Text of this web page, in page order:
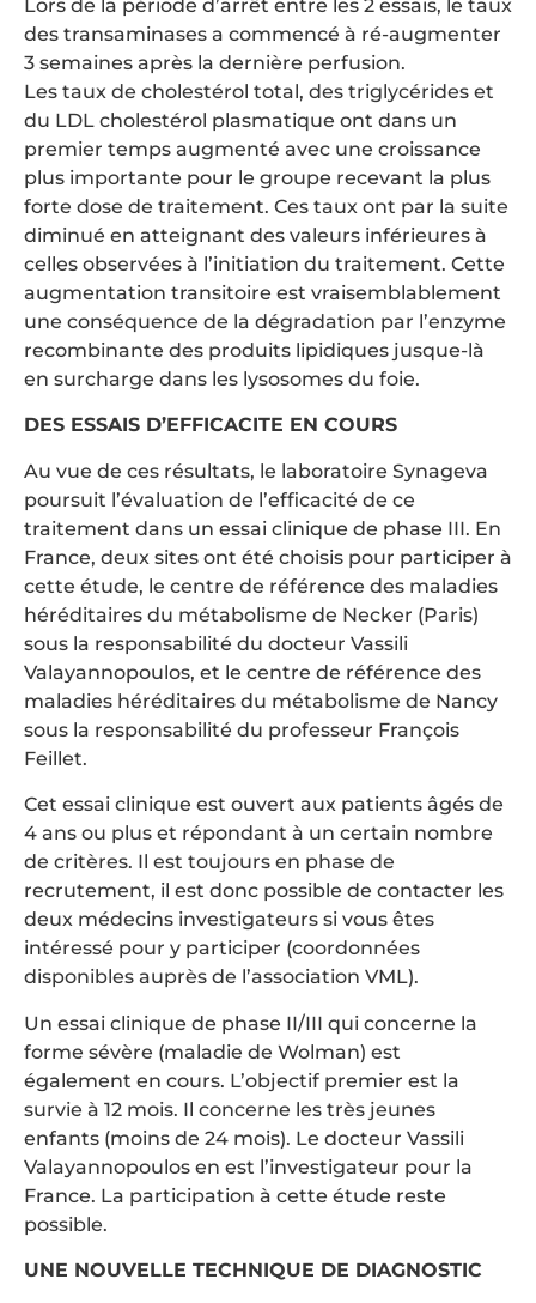
Lors de la période d’arrêt entre les 2 essais, le taux
des transaminases a commencé à ré-augmenter
3 semaines après la dernière perfusion.
Les taux de cholestérol total, des triglycérides et
du LDL cholestérol plasmatique ont dans un
premier temps augmenté avec une croissance
plus importante pour le groupe recevant la plus
forte dose de traitement. Ces taux ont par la suite
diminué en atteignant des valeurs inférieures à
celles observées à l’initiation du traitement. Cette
augmentation transitoire est vraisemblablement
une conséquence de la dégradation par l’enzyme
recombinante des produits lipidiques jusque-là
en surcharge dans les lysosomes du foie.
DES ESSAIS D’EFFICACITE EN COURS
Au vue de ces résultats, le laboratoire Synageva
poursuit l’évaluation de l’efficacité de ce
traitement dans un essai clinique de phase III. En
France, deux sites ont été choisis pour participer à
cette étude, le centre de référence des maladies
héréditaires du métabolisme de Necker (Paris)
sous la responsabilité du docteur Vassili
Valayannopoulos, et le centre de référence des
maladies héréditaires du métabolisme de Nancy
sous la responsabilité du professeur François
Feillet.
Cet essai clinique est ouvert aux patients âgés de
4 ans ou plus et répondant à un certain nombre
de critères. Il est toujours en phase de
recrutement, il est donc possible de contacter les
deux médecins investigateurs si vous êtes
intéressé pour y participer (coordonnées
disponibles auprès de l’association VML).
Un essai clinique de phase II/III qui concerne la
forme sévère (maladie de Wolman) est
également en cours. L’objectif premier est la
survie à 12 mois. Il concerne les très jeunes
enfants (moins de 24 mois). Le docteur Vassili
Valayannopoulos en est l’investigateur pour la
France. La participation à cette étude reste
possible.
UNE NOUVELLE TECHNIQUE DE DIAGNOSTIC